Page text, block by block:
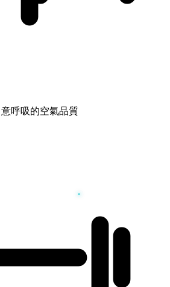
呼吸的空氣品質